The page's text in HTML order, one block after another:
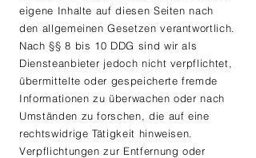
eigene Inhalte auf diesen Seiten nach
den allgemeinen Gesetzen verantwortlich.
Nach §§ 8 bis 10 DDG sind wir als
Diensteanbieter jedoch nicht verpflichtet,
übermittelte oder gespeicherte fremde
Informationen zu überwachen oder nach
Umständen zu forschen, die auf eine
rechtswidrige Tätigkeit hinweisen.
Verpflichtungen zur Entfernung oder